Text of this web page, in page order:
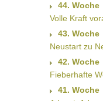
44. Woche
Volle Kraft
43. Woche
Neustart zu
42. Woche
Fieberhafte
41. Woche